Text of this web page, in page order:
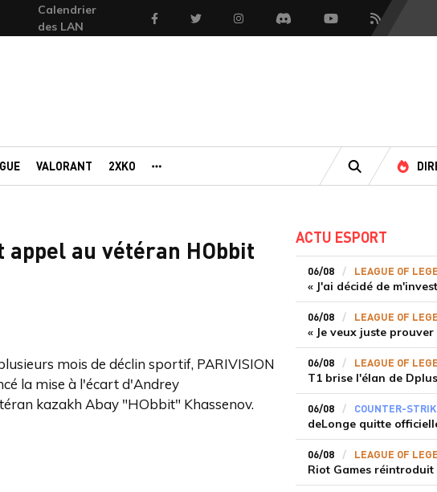
Calendrier
des LAN
FacebookTwitter InstagramDiscord YoutubeFlux RSS
VALORANT 2XKO
RECHERCHE
appel au vétéran HObbit
mois de déclin sportif, PARIVISION
la mise à l'écart d'Andrey
kazakh Abay "HObbit" Khassenov.
ACTU ESPORT
06/08 LEAGUE OF
06/08 LEAGUE OF
06/08 LEAGUE OF
06/08 COUNTER-
06/08 LEAGUE OF